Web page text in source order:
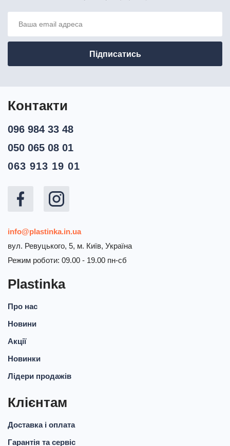
Plastinka
Про нас
Новини
Акції
Новинки
Лідери продажів
Клієнтам
Доставка і оплата
Гарантія та сервіс
Контакти
info@plastinka.in.ua
вул. Ревуцького, 5, м. Київ, Україна
Режим роботи: 09.00 - 19.00 пн-сб
096 984 33 48
050 065 08 01
063 913 19 01